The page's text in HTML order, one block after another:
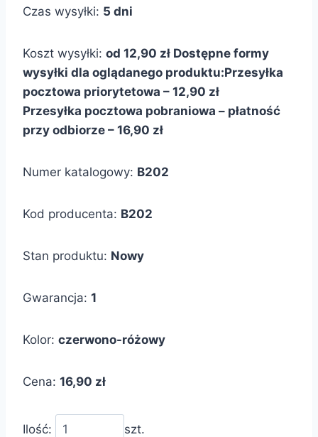
Czas wysyłki: 5 dni
Koszt wysyłki: od 12,90 zł Dostępne formy
wysyłki dla oglądanego produktu:Przesyłka
pocztowa priorytetowa – 12,90 zł
Przesyłka pocztowa pobraniowa – płatność
przy odbiorze – 16,90 zł
Numer katalogowy: B202
Kod producenta: B202
Stan produktu: Nowy
Gwarancja: 1
Kolor: czerwono-różowy
Cena: 16,90 zł
Ilość:
szt.